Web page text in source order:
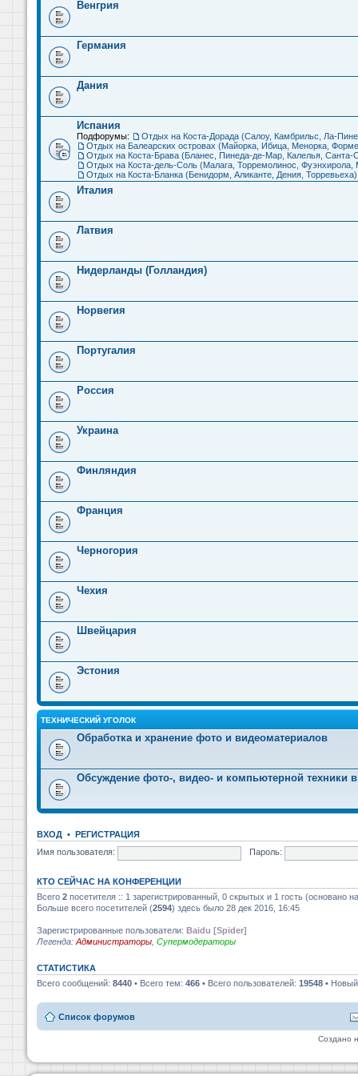
Венгрия
Германия
Дания
Испания
Подфорумы: Отдых на Коста-Дорада (Салоу, Камбрильс, Ла-
Отдых на Балеарских островах (Майорка, Ибица, Менорка,
Отдых на Коста-Брава (Бланес, Пинеда-де-Мар, Калелья, Санта-
Отдых на Коста-дель-Соль (Малага, Торремолинос, Фуэнхирола,
Отдых на Коста-Бланка (Бенидорм, Аликанте, Дения, Торревьеха)
Италия
Латвия
Нидерланды (Голландия)
Норвегия
Португалия
Россия
Украина
Финляндия
Франция
Черногория
Чехия
Швейцария
Эстония
ТЕХНИЧЕСКИЙ УГОЛОК
Обработка и хранение фото и видеоматериалов
Обсуждение фото-, видео- и компьютерной техники в
ВХОД • РЕГИСТРАЦИЯ
Имя пользователя:
Пароль:
КТО СЕЙЧАС НА КОНФЕРЕНЦИИ
Всего 2 посетителя :: 1 зарегистрированный, 0 скрытых и 1 гость (основано
Больше всего посетителей (2594) здесь было 28 дек 2016, 16:45
Зарегистрированные пользователи: Baidu [Spider]
Легенда: Администраторы Супермодераторы
СТАТИСТИКА
Всего сообщений: 8440 • Всего тем: 466 • Всего пользователей: 19548 •
Список форумов
Создано